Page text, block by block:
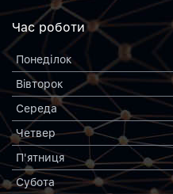
Час роботи
Понеділок
Вiвторок
Середа
Четвер
П'ятниця
Субота